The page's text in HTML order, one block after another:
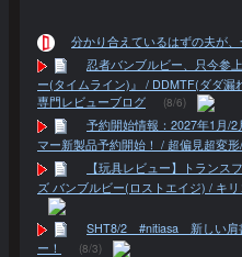
分かり合えているはずの夫が
忍者バンブルビー、只今参
ー(タイムライン)』 / DDMTF(ダダ漏
専門レビューブログ
(8/6)
予約開始情報：2027年1月/
マー新製品予約開始！ / 超偏見超変
【玩具レビュー】トランス
ズ バンブルビー(ロストエイジ) / キ
SHT8/2 #nitiasa 新しい肩
ー！
(8/3)